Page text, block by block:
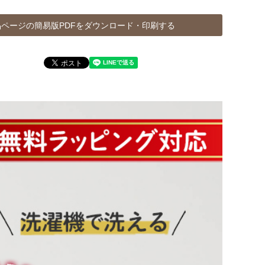
ージの簡易版PDFをダウンロード・印刷する